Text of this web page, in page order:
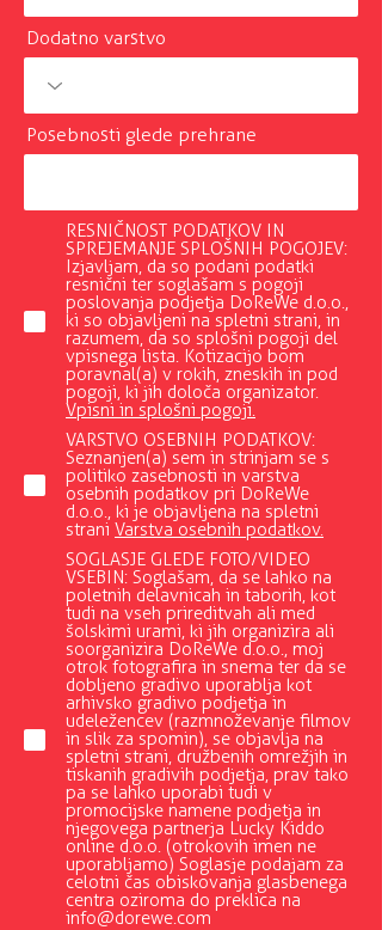
Dodatno varstvo
Posebnosti glede prehrane
RESNIČNOST PODATKOV IN
SPREJEMANJE SPLOŠNIH POGOJEV:
Izjavljam, da so podani podatki
resnični ter soglašam s pogoji
poslovanja podjetja DoReWe d.o.o.,
ki so objavljeni na spletni strani, in
razumem, da so splošni pogoji del
vpisnega lista. Kotizacijo bom
poravnal(a) v rokih, zneskih in pod
pogoji, ki jih določa organizator.
Vpisni in splošni pogoji.
VARSTVO OSEBNIH PODATKOV:
Seznanjen(a) sem in strinjam se s
politiko zasebnosti in varstva
osebnih podatkov pri DoReWe
d.o.o., ki je objavljena na spletni
strani Varstva osebnih podatkov.
SOGLASJE GLEDE FOTO/VIDEO
VSEBIN: Soglašam, da se lahko na
poletnih delavnicah in taborih, kot
tudi na vseh prireditvah ali med
šolskimi urami, ki jih organizira ali
soorganizira DoReWe d.o.o., moj
otrok fotografira in snema ter da se
dobljeno gradivo uporablja kot
arhivsko gradivo podjetja in
udeležencev (razmnoževanje filmov
in slik za spomin), se objavlja na
spletni strani, družbenih omrežjih in
tiskanih gradivih podjetja, prav tako
pa se lahko uporabi tudi v
promocijske namene podjetja in
njegovega partnerja Lucky Kiddo
online d.o.o. (otrokovih imen ne
uporabljamo) Soglasje podajam za
celotni čas obiskovanja glasbenega
centra oziroma do preklica na
info@dorewe.com